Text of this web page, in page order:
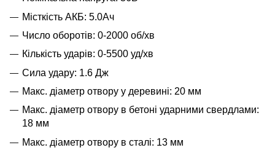
Місткість АКБ: 5.0Ач
Число оборотів: 0-2000 об/хв
Кількість ударів: 0-5500 уд/хв
Сила удару: 1.6 Дж
Макс. діаметр отвору у деревині: 20 мм
Макс. діаметр отвору в бетоні ударними свердлами:
18 мм
Макс. діаметр отвору в сталі: 13 мм